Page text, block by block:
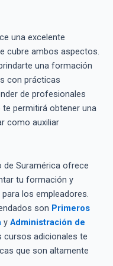
una excelente
cubre ambos aspectos.
una formación
con prácticas
de profesionales
permitirá obtener una
como auxiliar
de Suramérica ofrece
tu formación y
los empleadores.
son Primeros
y Administración de
cursos adicionales te
que son altamente